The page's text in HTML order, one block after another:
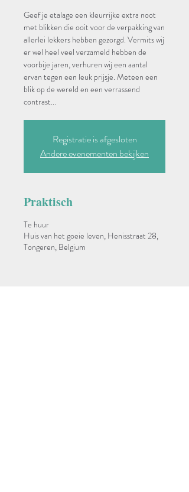
Geef je etalage een kleurrijke extra noot
met blikken die ooit voor de verpakking van
allerlei lekkers hebben gezorgd. Vermits wij
er wel heel veel verzameld hebben de
voorbije jaren, verhuren wij een aantal
ervan tegen een leuk prijsje. Meteen een
blik op de wereld en een verrassend
contrast...
Registratie is afgesloten
Andere evenementen bekijken
Praktisch
Te huur
Huis van het goeie leven, Henisstraat 28,
Tongeren, Belgium